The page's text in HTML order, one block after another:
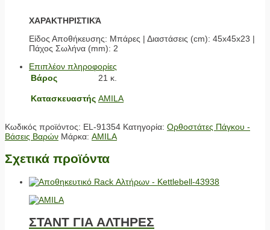
ΧΑΡΑΚΤΗΡΙΣΤΙΚΆ
Είδος Αποθήκευσης: Μπάρες | Διαστάσεις (cm): 45x45x23 |
Πάχος Σωλήνα (mm): 2
Επιπλέον πληροφορίες
Βάρος
21 κ.
Κατασκευαστής AMILA
Κωδικός προϊόντος: EL-91354 Κατηγορία: Ορθοστάτες Πάγκου -
Βάσεις Βαρών Μάρκα: AMILA
Σχετικά προϊόντα
ΣΤΑΝΤ ΓΙΑ ΑΛΤΗΡΕΣ